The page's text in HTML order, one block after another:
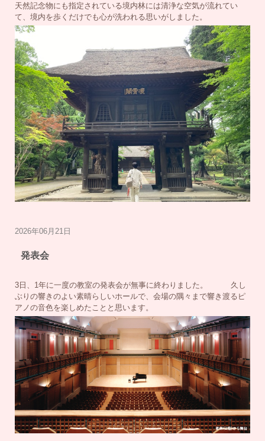
天然記念物にも指定されている境内林には清浄な空気が流れてい
て、境内を歩くだけでも心が洗われる思いがしました。
2026年06月21日
発表会
3日、1年に一度の教室の発表会が無事に終わりました。 久し
ぶりの響きのよい素晴らしいホールで、会場の隅々まで響き渡るピ
アノの音色を楽しめたことと思います。